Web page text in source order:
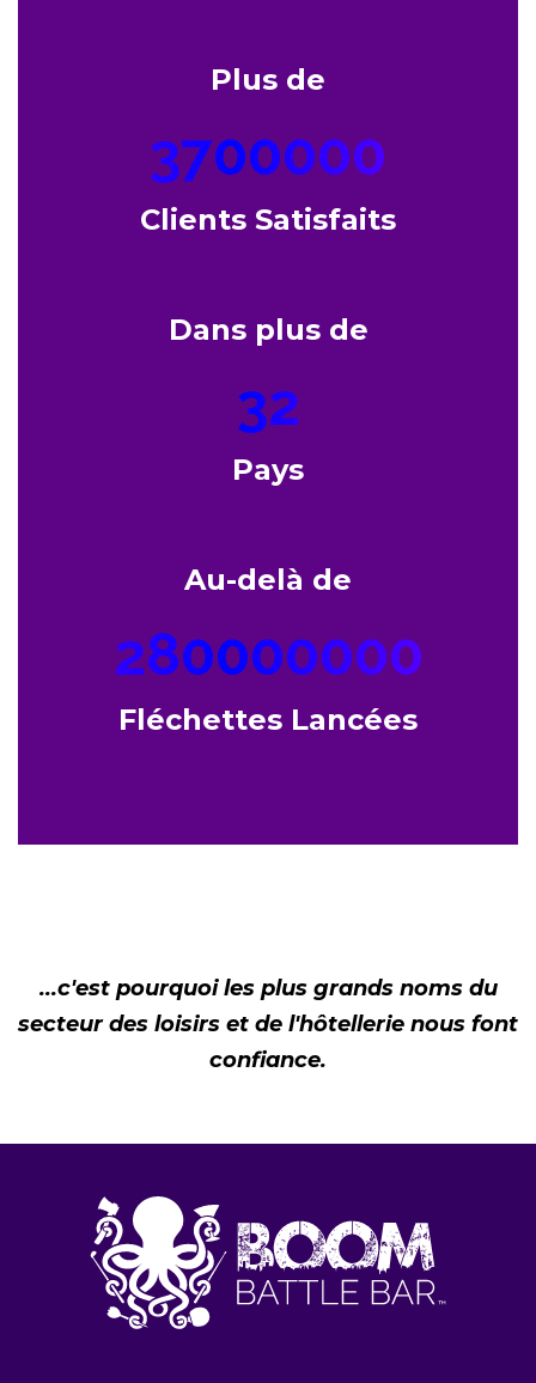
Plus de
3700000
Clients Satisfaits
Dans plus de
32
Pays
Au-delà de
280000000
Fléchettes Lancées
...c'est pourquoi les plus grands noms du
secteur des loisirs et de l'hôtellerie nous font
confiance.